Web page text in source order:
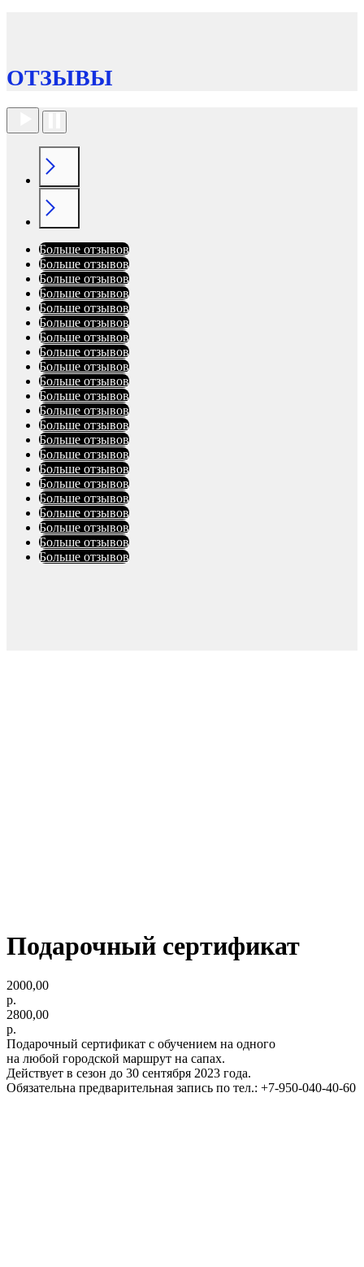
ОТЗЫВЫ
Больше отзывов
Больше отзывов
Больше отзывов
Больше отзывов
Больше отзывов
Больше отзывов
Больше отзывов
Больше отзывов
Больше отзывов
Больше отзывов
Больше отзывов
Больше отзывов
Больше отзывов
Больше отзывов
Больше отзывов
Больше отзывов
Больше отзывов
Больше отзывов
Больше отзывов
Больше отзывов
Больше отзывов
Больше отзывов
Подарочный сертификат
2000,00
р.
2800,00
р.
Подарочный сертификат с обучением на одного
на любой городской маршрут на сапах.
Действует в сезон до 30 сентября 2023 года.
Обязательна предварительная запись по тел.: +7-950-040-40-60